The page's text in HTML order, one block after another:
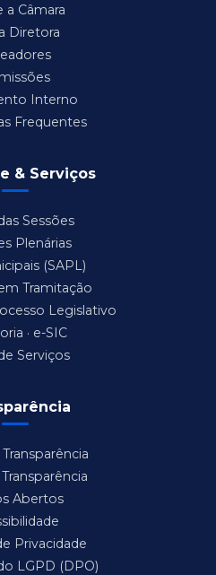
a Câmara
Diretora
Interno
Frequentes
& Serviços
Sessões
Plenárias
(SAPL)
Tramitação
Legislativo
· e-SIC
Serviços
Abertos
Privacidade
LGPD (DPO)